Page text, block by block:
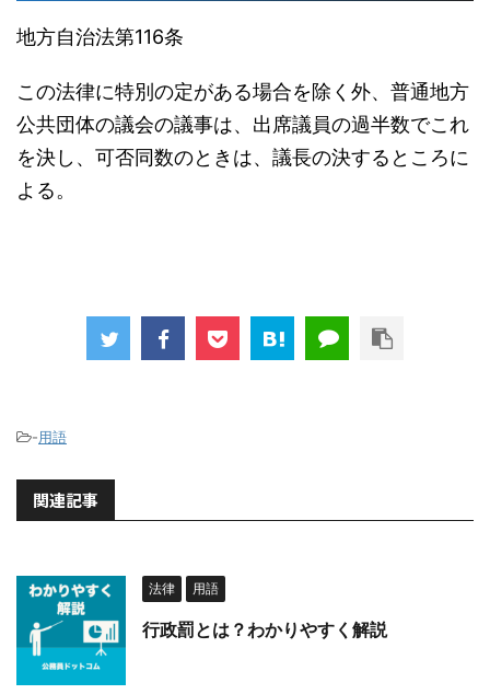
地方自治法第116条
この法律に特別の定がある場合を除く外、普通地方
公共団体の議会の議事は、出席議員の過半数でこれ
を決し、可否同数のときは、議長の決するところに
よる。
-用語
関連記事
法律 用語
行政罰とは？わかりやすく解説